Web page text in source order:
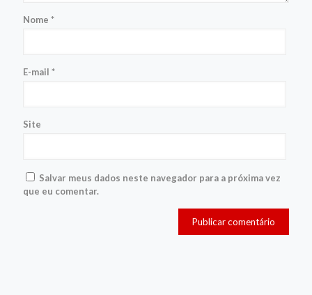
Nome *
E-mail *
Site
Salvar meus dados neste navegador para a próxima vez
que eu comentar.